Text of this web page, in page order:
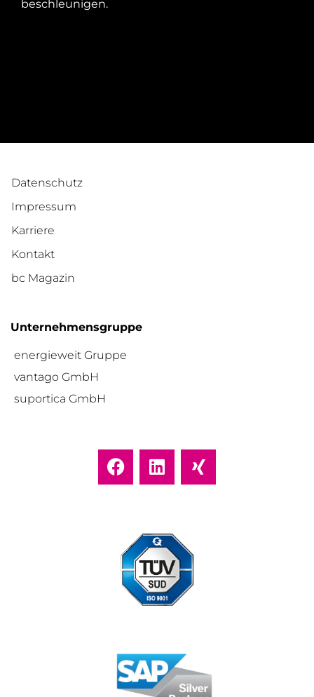
beschleunigen.
Datenschutz
Impressum
Karriere
Kontakt
bc Magazin
Unternehmensgruppe
energieweit Gruppe
vantago GmbH
suportica GmbH